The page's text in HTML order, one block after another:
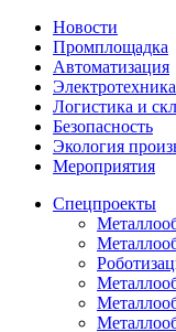
Новости
Промплощадка
Автоматизация
Электротехника
Логистика и
Безопасность
Экология
Мероприятия
Спецпроекты